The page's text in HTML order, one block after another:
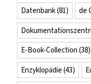
Datenbank(81) de
E-Book-Collection (38)
Enzyklopädie (43)